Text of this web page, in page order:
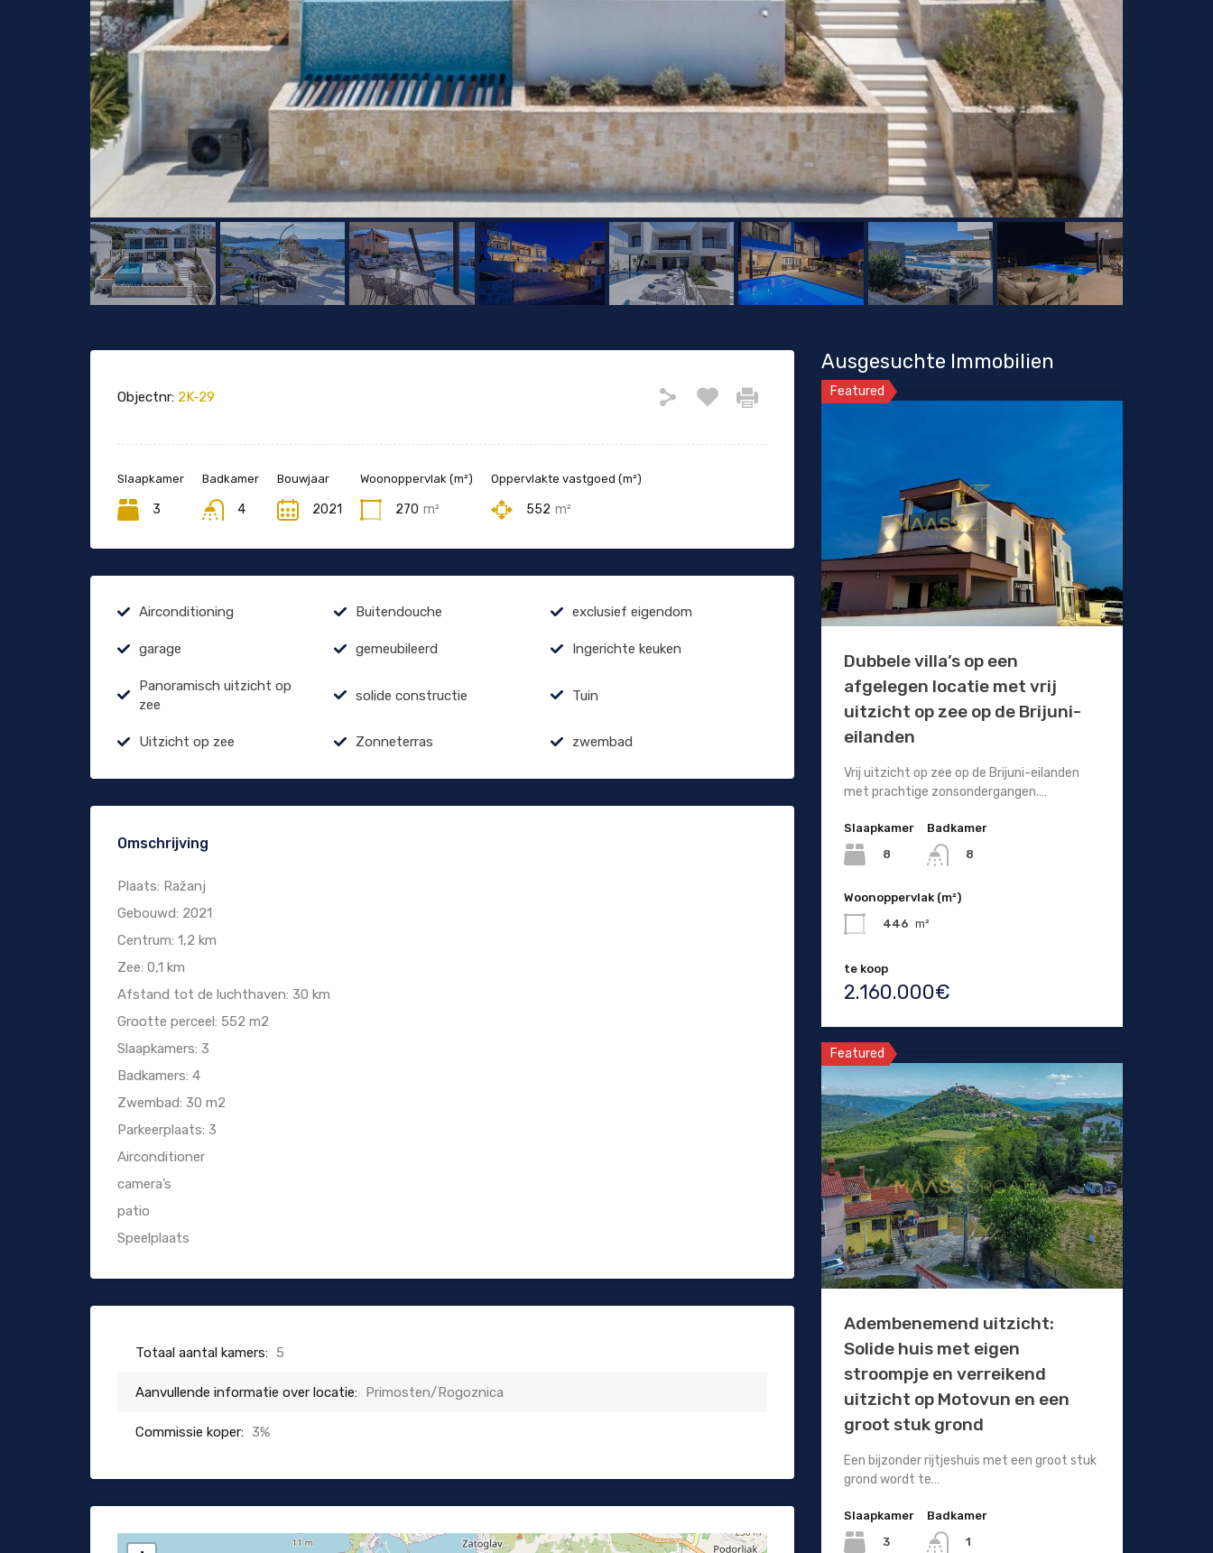
Objectnr: 2K-29
Slaapkamer
3
Badkamer
4
Bouwjaar
2021
Woonoppervlak (m²)
270 m²
Oppervlakte vastgoed (m²)
552 m²
Airconditioning Buitendouche exclusief eigendom
garage gemeubileerd Ingerichte keuken
Panoramisch uitzicht op
zee
solide constructie Tuin
Uitzicht op zee Zonneterras zwembad
Omschrijving
Plaats: Ražanj
Gebouwd: 2021
Centrum: 1,2 km
Zee: 0,1 km
Afstand tot de luchthaven: 30 km
Grootte perceel: 552 m2
Slaapkamers: 3
Badkamers: 4
Zwembad: 30 m2
Parkeerplaats: 3
Airconditioner
camera’s
patio
Speelplaats
Totaal aantal kamers: 5
Aanvullende informatie over locatie: Primosten/Rogoznica
Commissie koper: 3%
Ausgesuchte Immobilien
Featured
Dubbele villa’s op een
afgelegen locatie met vrij
uitzicht op zee op de Brijuni-
eilanden
Vrij uitzicht op zee op de Brijuni-eilanden
met prachtige zonsondergangen.…
Slaapkamer
8
Badkamer
8
Woonoppervlak (m²)
446 m²
te koop
2.160.000€
Featured
Adembenemend uitzicht:
Solide huis met eigen
stroompje en verreikend
uitzicht op Motovun en een
groot stuk grond
Een bijzonder rijtjeshuis met een groot stuk
grond wordt te…
Slaapkamer
3
Badkamer
1